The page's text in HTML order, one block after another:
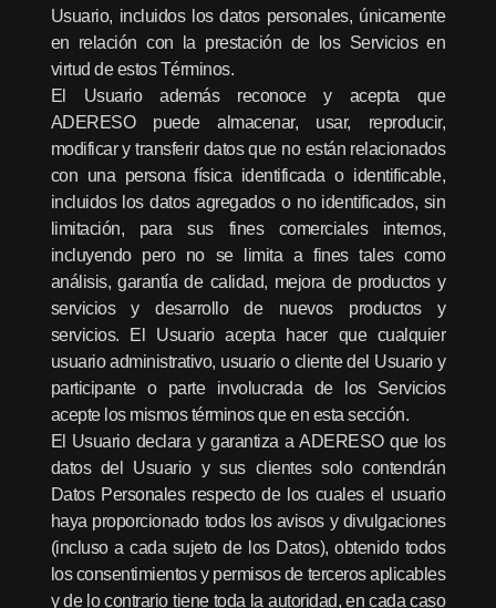
Usuario, incluidos los datos personales, únicamente
en relación con la prestación de los Servicios en
virtud de estos Términos.
El Usuario además reconoce y acepta que
ADERESO puede almacenar, usar, reproducir,
modificar y transferir datos que no están relacionados
con una persona física identificada o identificable,
incluidos los datos agregados o no identificados, sin
limitación, para sus fines comerciales internos,
incluyendo pero no se limita a fines tales como
análisis, garantía de calidad, mejora de productos y
servicios y desarrollo de nuevos productos y
servicios. El Usuario acepta hacer que cualquier
usuario administrativo, usuario o cliente del Usuario y
participante o parte involucrada de los Servicios
acepte los mismos términos que en esta sección.
El Usuario declara y garantiza a ADERESO que los
datos del Usuario y sus clientes solo contendrán
Datos Personales respecto de los cuales el usuario
haya proporcionado todos los avisos y divulgaciones
(incluso a cada sujeto de los Datos), obtenido todos
los consentimientos y permisos de terceros aplicables
y de lo contrario tiene toda la autoridad, en cada caso